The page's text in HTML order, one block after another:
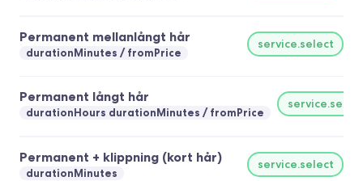
Permanent mellanlångt hår
durationMinutes fromPrice
service.select
Permanent långt hår
durationHours durationMinutes fromPrice
service.select
Permanent + klippning (kort hår)
durationMinutes
service.select